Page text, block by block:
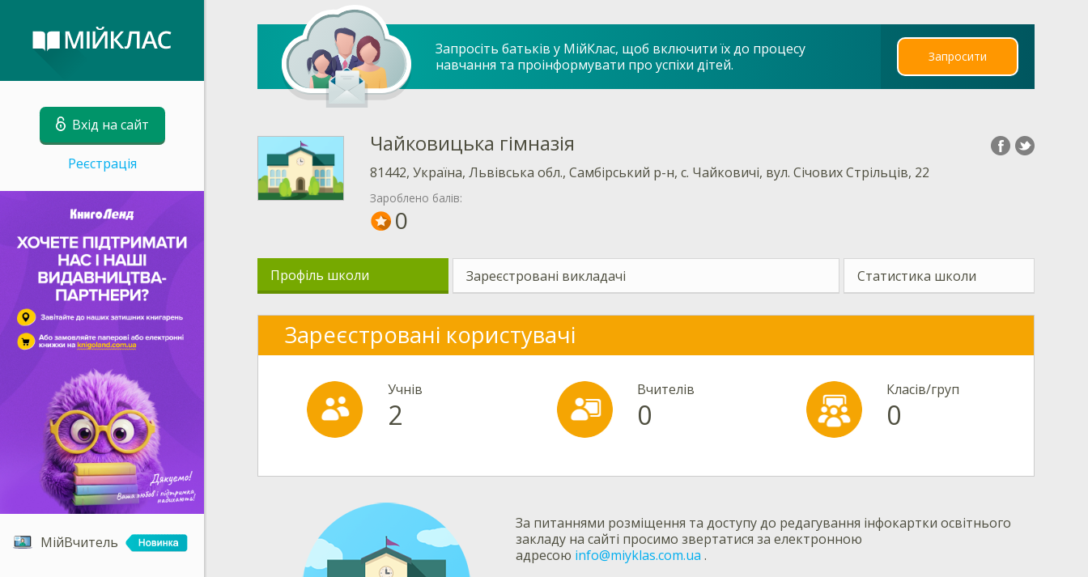
Вхід на сайт
Реєстрація
МійВчитель
Запросіть батьків у МійКлас, щоб включити їх до процесу
навчання та проінформувати про успіхи дітей.
Запросити
‎Чайковицька гімназія
81442, Україна, Львівська обл., Самбірський р-н, с. Чайковичі, вул. Січових Стрільців, 22
Зароблено балів:
0
Профіль школи Зареєстровані викладачі Статистика школи
Зареєстровані користувачі
Учнів
2
Вчителів
0
Класів/груп
0
За питаннями розміщення та доступу до редагування інфокартки освітнього
закладу на сайті просимо звертатися за електронною
адресою info@miyklas.com.ua .